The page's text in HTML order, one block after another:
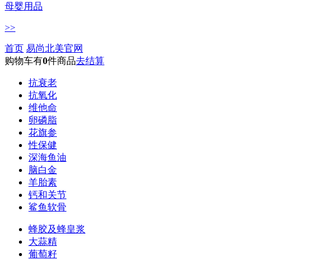
母婴用品
>>
首页 易尚北美官网
购物车有0件商品去结算
抗衰老
抗氧化
维他命
卵磷脂
花旗参
性保健
深海鱼油
脑白金
羊胎素
钙和关节
鲨鱼软骨
蜂胶及蜂皇浆
大蒜精
葡萄籽